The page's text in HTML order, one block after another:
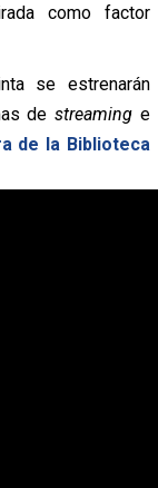
como factor
se estrenarán
de streaminge
de la Biblioteca